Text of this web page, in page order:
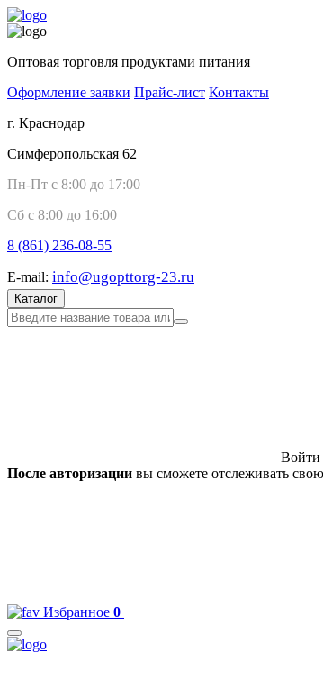
Оптовая торговля продуктами питания
Оформление заявки Прайс-лист Контакты
г. Краснодар
Симферопольская 62
Пн-Пт с 8:00 до 17:00
Сб с 8:00 до 16:00
8 (861) 236-08-55
E-mail: info@ugopttorg-23.ru
Каталог
Войти
После авторизации вы сможете отслеживать
Избранное 0